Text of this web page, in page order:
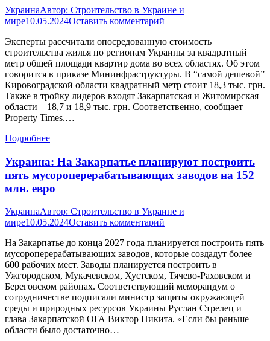
УкраинаАвтор: Строительство в Украине и
мире10.05.2024Оставить комментарий
Эксперты рассчитали опосредованную стоимость
строительства жилья по регионам Украины за квадратный
метр общей площади квартир дома во всех областях. Об этом
говорится в приказе Мининфраструктуры. В “самой дешевой”
Кировоградской области квадратный метр стоит 18,3 тыс. грн.
Также в тройку лидеров входят Закарпатская и Житомирская
области – 18,7 и 18,9 тыс. грн. Соответственно, сообщает
Property Times.…
Подробнее
Украина: На Закарпатье планируют построить
пять мусороперерабатывающих заводов на 152
млн. евро
УкраинаАвтор: Строительство в Украине и
мире10.05.2024Оставить комментарий
На Закарпатье до конца 2027 года планируется построить пять
мусороперерабатывающих заводов, которые создадут более
600 рабочих мест. Заводы планируется построить в
Ужгородском, Мукачевском, Хустском, Тячево-Раховском и
Береговском районах. Соответствующий меморандум о
сотрудничестве подписали министр защиты окружающей
среды и природных ресурсов Украины Руслан Стрелец и
глава Закарпатской ОГА Виктор Никита. «Если бы раньше
области было достаточно…